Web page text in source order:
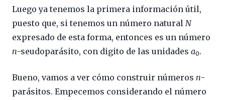
Luego ya tenemos la primera información útil,
puesto que, si tenemos un número natural N
expresado de esta forma, entonces es un número
n-seudoparásito, con digito de las unidades a0.
Bueno, vamos a ver cómo construir números n-
parásitos. Empecemos considerando el número